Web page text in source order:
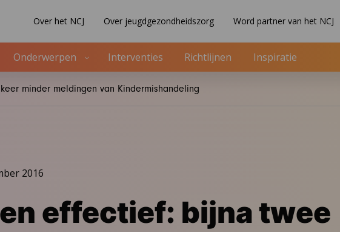
Over het NCJ Over jeugdgezondheidszorg Word partner van het NCJ
Onderwerpen Interventies Richtlijnen Inspiratie
minder meldingen van Kindermishandeling
2016
effectief: bijna twee